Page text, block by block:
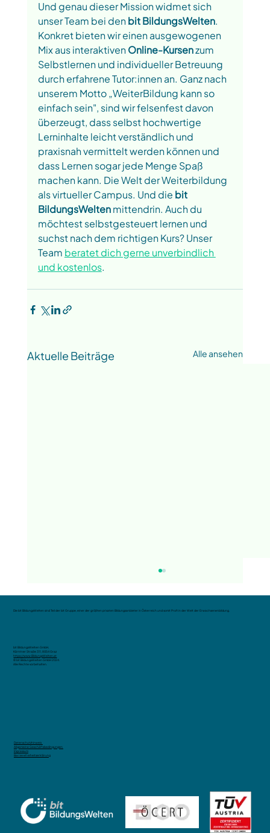
Und genau dieser Mission widmet sich
unser Team bei den bit BildungsWelten.
Konkret bieten wir einen ausgewogenen
Mix aus interaktiven Online-Kursen zum
Selbstlernen und individueller Betreuung
durch erfahrene Tutor:innen an. Ganz nach
unserem Motto „WeiterBildung kann so
einfach sein", sind wir felsenfest davon
überzeugt, dass selbst hochwertige
Lerninhalte leicht verständlich und
praxisnah vermittelt werden können und
dass Lernen sogar jede Menge Spaß
machen kann. Die Welt der Weiterbildung
als virtueller Campus. Und die bit
BildungsWelten mittendrin. Auch du
möchtest selbstgesteuert lernen und
suchst nach dem richtigen Kurs? Unser
Team beratet dich gerne unverbindlich
und kostenlos.
Aktuelle Beiträge Alle ansehen
Die bit BildungsWelten sind Teil der bit Gruppe, einer der größten privaten Bildungsanbieter in Österreich und somit Profi in der Welt der Erwachsenenbildung.
bit BildungsWelten GmbH,
Kärntner Straße 311, 8054 Graz
https://www.BildungsWelten.at
© bit BildungsWelten GmbH 2024.
Alle Rechte vorbehalten.
Datenschutzhinweis
Allgemeine Geschäftsbedingungen
Impressum
Barrierefreiheitserklärung